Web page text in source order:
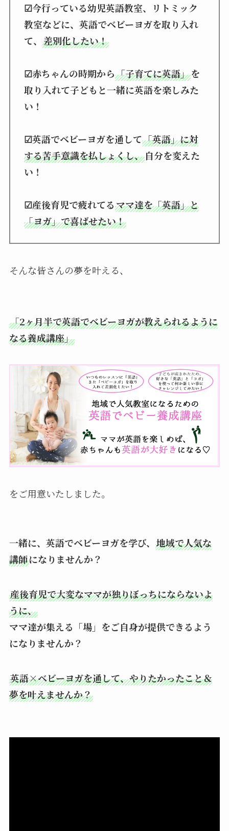
☑今行っている幼児英語教室、リトミック
教室などに、英語でベビーヨガを取り入れ
て、 差別化したい！
☑赤ちゃんの時期から「子育てに英語」を
取り入れて子どもと一緒に英語を楽しみた
い！
☑英語でベビーヨガを通して「英語」に対
する苦手意識を払しょくし、自分を変えた
い！
☑産後育児で疲れてるママ達を「英語」と
「ヨガ」で喜ばせたい！
そんな皆さんの夢を叶える、
「2ヶ月半で英語でベビーヨガが教えられるように
なる養成講座」
をご用意いたしました。
一緒に、英語でベビーヨガを学び、 地域で人気な
講師になりませんか？
産後育児で大変なママが独りぼっちにならないよ
うに、
ママ達が集える「場」をご自身が提供できるよう
になりませんか？
英語×ベビーヨガを通して、やりたかったこと＆
夢を叶えませんか？